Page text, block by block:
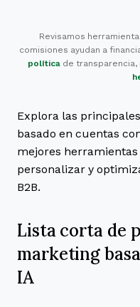
Revisamos
comisiones ayudan a
políticade transparencia,
Explora las
basado en cuentas
mejores
personalizar y
B2B.
Lista corta de
marketing
IA